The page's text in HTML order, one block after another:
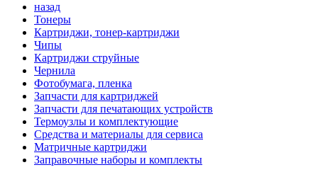
назад
Тонеры
Картриджи, тонер-картриджи
Чипы
Картриджи струйные
Чернила
Фотобумага, пленка
Запчасти для картриджей
Запчасти для печатающих устройств
Термоузлы и комплектующие
Средства и материалы для сервиса
Матричные картриджи
Заправочные наборы и комплекты